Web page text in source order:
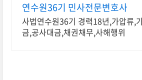
연수원36기 민사전문변호사
사법연수원36기 경력18년,가압류,
금,공사대금,채권채무,사해행위